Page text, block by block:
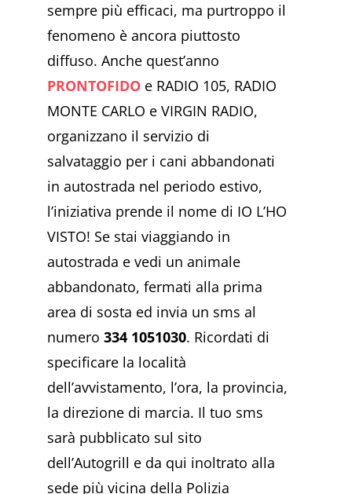
sempre più efficaci, ma purtroppo il
fenomeno è ancora piuttosto
diffuso. Anche quest’anno
PRONTOFIDO e RADIO 105, RADIO
MONTE CARLO e VIRGIN RADIO,
organizzano il servizio di
salvataggio per i cani abbandonati
in autostrada nel periodo estivo,
l’iniziativa prende il nome di IO L’HO
VISTO! Se stai viaggiando in
autostrada e vedi un animale
abbandonato, fermati alla prima
area di sosta ed invia un sms al
numero 334 1051030. Ricordati di
specificare la località
dell’avvistamento, l’ora, la provincia,
la direzione di marcia. Il tuo sms
sarà pubblicato sul sito
dell’Autogrill e da qui inoltrato alla
sede più vicina della Polizia